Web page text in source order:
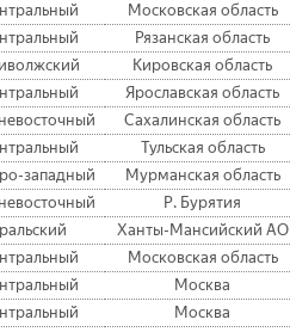
Московская область
Рязанская область
Кировская область
Ярославская область
Сахалинская область
Тульская область
западный Мурманская область
Р. Бурятия
Ханты-Мансийский АО
Московская область
Москва
Москва